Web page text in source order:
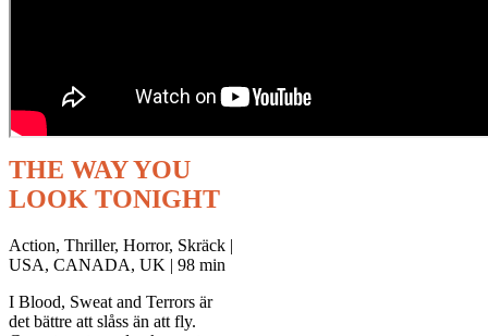
THE WAY YOU
LOOK TONIGHT
Action, Thriller, Horror, Skräck |
USA, CANADA, UK | 98 min
I Blood, Sweat and Terrors är
det bättre att slåss än att fly.